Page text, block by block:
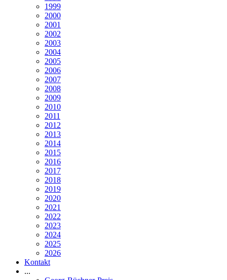
1999
2000
2001
2002
2003
2004
2005
2006
2007
2008
2009
2010
2011
2012
2013
2014
2015
2016
2017
2018
2019
2020
2021
2022
2023
2024
2025
2026
Kontakt
...